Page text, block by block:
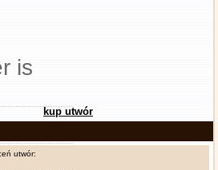
is
kup utwór
utwór: